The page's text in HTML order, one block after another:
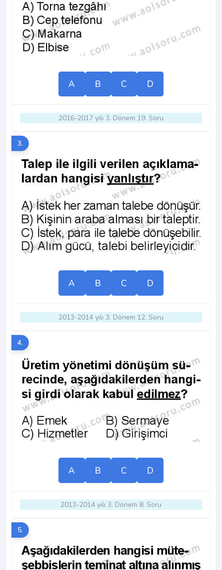
A B C D
2016-2017 yılı 3. Dönem 19. Soru
3.
A B C D
2013-2014 yılı 3. Dönem 12. Soru
4.
A B C D
2013-2014 yılı 3. Dönem 8. Soru
5.